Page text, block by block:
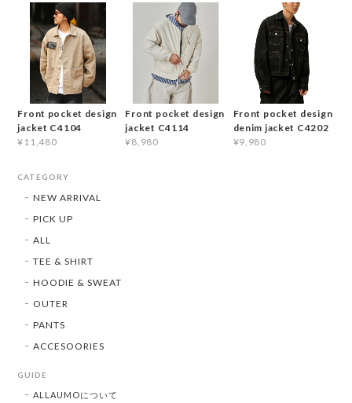
Front pocket design
jacket C4104
¥11,480
Front pocket design
jacket C4114
¥8,980
Front pocket design
denim jacket C4202
¥9,980
CATEGORY
NEW ARRIVAL
PICK UP
ALL
TEE & SHIRT
HOODIE & SWEAT
OUTER
PANTS
ACCESOORIES
GUIDE
ALLAUMOについて